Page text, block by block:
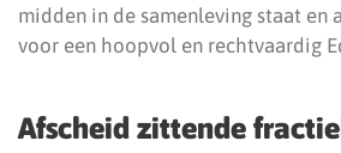
midden in de samenleving staat en
voor een hoopvol en rechtvaardig
Afscheid zittende